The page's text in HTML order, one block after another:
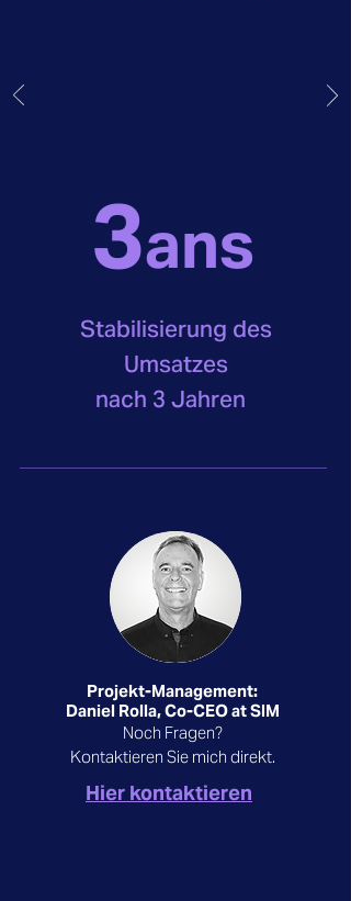
3ans
Stabilisierung des
Umsatzes
nach 3 Jahren
Projekt-Management:
Daniel Rolla, Co-CEO at SIM
Noch Fragen?
Kontaktieren Sie mich direkt.
Hier kontaktieren